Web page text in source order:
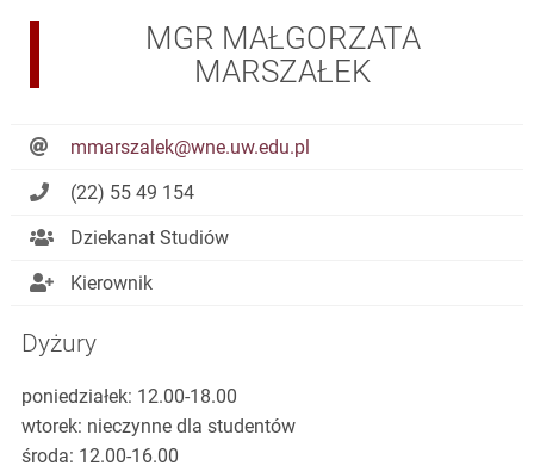
MGR MAŁGORZATA
MARSZAŁEK
mmarszalek@wne.uw.edu.pl
(22) 55 49 154
Dziekanat Studiów
Kierownik
Dyżury
poniedziałek: 12.00-18.00
wtorek: nieczynne dla studentów
środa: 12.00-16.00